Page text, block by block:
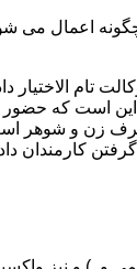
می شود
تام الاختیار
این است که
زن و شوهر